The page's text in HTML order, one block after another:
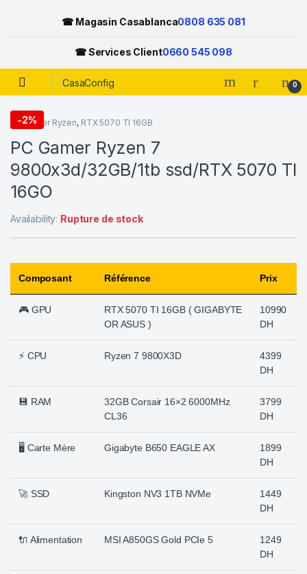
☎ Magasin Casablanca0808 635 081
☎ Services Client0660 545 098
Open 0
-2%
PC Gamer Ryzen, RTX 5070 TI 16GB
PC Gamer Ryzen 7
9800x3d/32GB/1tb ssd/RTX 5070 TI
16GO
Availability: Rupture de stock
Composant Référence Prix
🎮 GPU
RTX 5070 TI 16GB ( GIGABYTE
OR ASUS )
10990
DH
⚡ CPU Ryzen 7 9800X3D
4399
DH
💾 RAM
32GB Corsair 16×2 6000MHz
CL36
3799
DH
🖥️ Carte Mère Gigabyte B650 EAGLE AX
1899
DH
🚀 SSD Kingston NV3 1TB NVMe
1449
DH
🔌 Alimentation MSI A850GS Gold PCIe 5
1249
DH